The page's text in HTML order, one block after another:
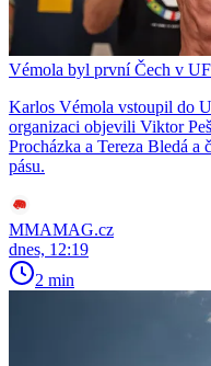
Vémola byl první Čech v
Karlos Vémola vstoupil do
organizaci objevili Viktor
Procházka a Tereza Bledá a
pásu.
MMAMAG.cz
dnes, 12:19
2 min